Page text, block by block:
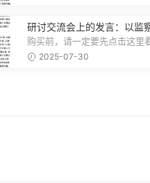
研讨交流会上的发言：以监
推动巡察工作高质量发展
购买前，请一定要先点击这里
注，精彩模板每天推送预览结
2025-07-30